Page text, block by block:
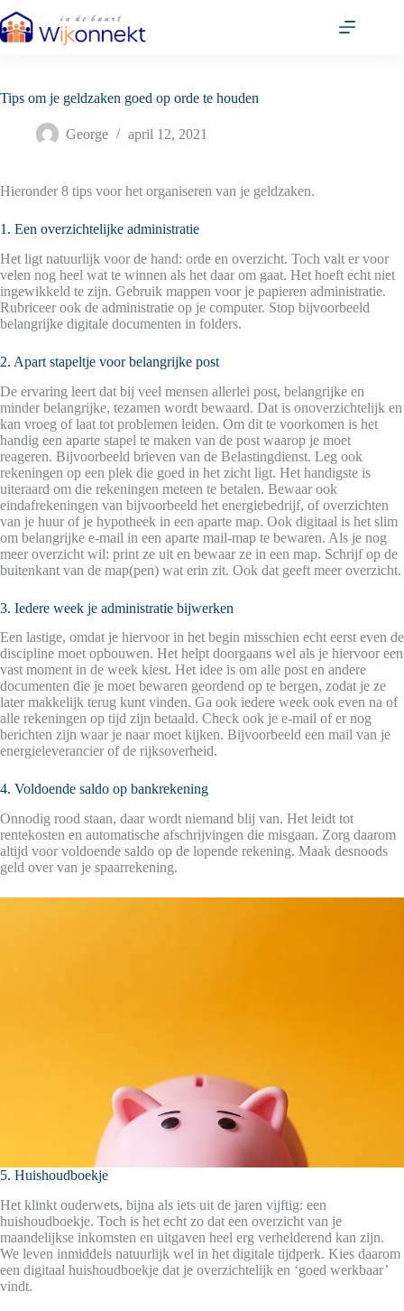
naar
de
Tips om je geldzaken goed op orde te houden
George april 12, 2021
Hieronder 8 tips voor het organiseren van je geldzaken.
1. Een overzichtelijke administratie
Het ligt natuurlijk voor de hand: orde en overzicht. Toch valt er voor
velen nog heel wat te winnen als het daar om gaat. Het hoeft echt niet
ingewikkeld te zijn. Gebruik mappen voor je papieren administratie.
Rubriceer ook de administratie op je computer. Stop bijvoorbeeld
belangrijke digitale documenten in folders.
2. Apart stapeltje voor belangrijke post
De ervaring leert dat bij veel mensen allerlei post, belangrijke en
minder belangrijke, tezamen wordt bewaard. Dat is onoverzichtelijk en
kan vroeg of laat tot problemen leiden. Om dit te voorkomen is het
handig een aparte stapel te maken van de post waarop je moet
reageren. Bijvoorbeeld brieven van de Belastingdienst. Leg ook
rekeningen op een plek die goed in het zicht ligt. Het handigste is
uiteraard om die rekeningen meteen te betalen. Bewaar ook
eindafrekeningen van bijvoorbeeld het energiebedrijf, of overzichten
van je huur of je hypotheek in een aparte map. Ook digitaal is het slim
om belangrijke e-mail in een aparte mail-map te bewaren. Als je nog
meer overzicht wil: print ze uit en bewaar ze in een map. Schrijf op de
buitenkant van de map(pen) wat erin zit. Ook dat geeft meer overzicht.
3. Iedere week je administratie bijwerken
Een lastige, omdat je hiervoor in het begin misschien echt eerst even de
discipline moet opbouwen. Het helpt doorgaans wel als je hiervoor een
vast moment in de week kiest. Het idee is om alle post en andere
documenten die je moet bewaren geordend op te bergen, zodat je ze
later makkelijk terug kunt vinden. Ga ook iedere week ook even na of
alle rekeningen op tijd zijn betaald. Check ook je e-mail of er nog
berichten zijn waar je naar moet kijken. Bijvoorbeeld een mail van je
energieleverancier of de rijksoverheid.
4. Voldoende saldo op bankrekening
Onnodig rood staan, daar wordt niemand blij van. Het leidt tot
rentekosten en automatische afschrijvingen die misgaan. Zorg daarom
altijd voor voldoende saldo op de lopende rekening. Maak desnoods
geld over van je spaarrekening.
5. Huishoudboekje
Het klinkt ouderwets, bijna als iets uit de jaren vijftig: een
huishoudboekje. Toch is het echt zo dat een overzicht van je
maandelijkse inkomsten en uitgaven heel erg verhelderend kan zijn.
We leven inmiddels natuurlijk wel in het digitale tijdperk. Kies daarom
een digitaal huishoudboekje dat je overzichtelijk en ‘goed werkbaar’
vindt.